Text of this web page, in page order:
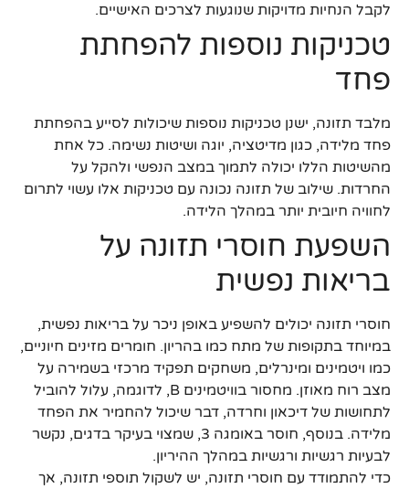
לקבל הנחיות מדויקות שנוגעות לצרכים האישיים.
טכניקות נוספות להפחתת
פחד
מלבד תזונה, ישנן טכניקות נוספות שיכולות לסייע בהפחתת
פחד מלידה, כגון מדיטציה, יוגה ושיטות נשימה. כל אחת
מהשיטות הללו יכולה לתמוך במצב הנפשי ולהקל על
החרדות. שילוב של תזונה נכונה עם טכניקות אלו עשוי לתרום
לחוויה חיובית יותר במהלך הלידה.
השפעת חוסרי תזונה על
בריאות נפשית
חוסרי תזונה יכולים להשפיע באופן ניכר על בריאות נפשית,
במיוחד בתקופות של מתח כמו בהריון. חומרים מזינים חיוניים,
כמו ויטמינים ומינרלים, משחקים תפקיד מרכזי בשמירה על
מצב רוח מאוזן. מחסור בוויטמינים B, לדוגמה, עלול להוביל
לתחושות של דיכאון וחרדה, דבר שיכול להחמיר את הפחד
מלידה. בנוסף, חוסר באומגה 3, שמצוי בעיקר בדגים, נקשר
לבעיות רגשיות ורגשיות במהלך ההיריון.
כדי להתמודד עם חוסרי תזונה, יש לשקול תוספי תזונה, אך